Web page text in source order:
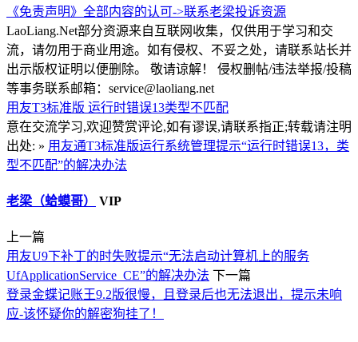
《免责声明》全部内容的认可->联系老梁投诉资源
LaoLiang.Net部分资源来自互联网收集，仅供用于学习和交
流，请勿用于商业用途。如有侵权、不妥之处，请联系站长并
出示版权证明以便删除。 敬请谅解！ 侵权删帖/违法举报/投稿
等事务联系邮箱：service@laoliang.net
用友T3标准版 运行时错误13类型不匹配
意在交流学习,欢迎赞赏评论,如有谬误,请联系指正;转载请注明
出处: » 用友通T3标准版运行系统管理提示“运行时错误13，类
型不匹配”的解决办法
老梁（蛤蟆哥） VIP
上一篇
用友U9下补丁的时失败提示“无法启动计算机上的服务
UfApplicationService_CE”的解决办法 下一篇
登录金蝶记账王9.2版很慢，且登录后也无法退出，提示未响
应-该怀疑你的解密狗挂了！